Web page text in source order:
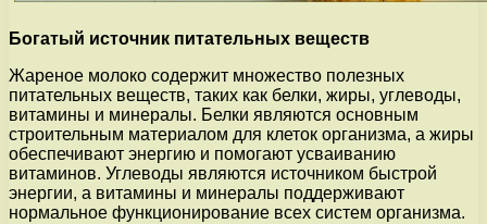
Богатый источник питательных веществ
Жареное молоко содержит множество полезных
питательных веществ, таких как белки, жиры, углеводы,
витамины и минералы. Белки являются основным
строительным материалом для клеток организма, а жиры
обеспечивают энергию и помогают усваиванию
витаминов. Углеводы являются источником быстрой
энергии, а витамины и минералы поддерживают
нормальное функционирование всех систем организма.